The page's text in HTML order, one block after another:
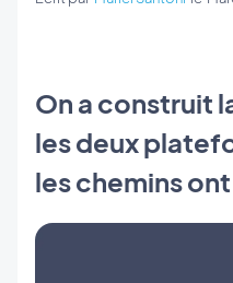
On a construit
les deux
les chemins